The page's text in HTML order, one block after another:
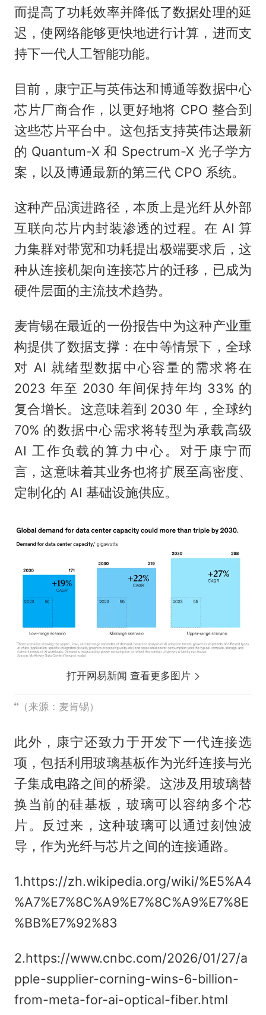
而提高了功耗效率并降低了数据处理的延
迟，使网络能够更快地进行计算，进而支
持下一代人工智能功能。
目前，康宁正与英伟达和博通等数据中心
芯片厂商合作，以更好地将 CPO 整合到
这些芯片平台中。这包括支持英伟达最新
的 Quantum-X 和 Spectrum-X 光子学方
案，以及博通最新的第三代 CPO 系统。
这种产品演进路径，本质上是光纤从外部
互联向芯片内封装渗透的过程。在 AI 算
力集群对带宽和功耗提出极端要求后，这
种从连接机架向连接芯片的迁移，已成为
硬件层面的主流技术趋势。
麦肯锡在最近的一份报告中为这种产业重
构提供了数据支撑：在中等情景下，全球
对 AI 就绪型数据中心容量的需求将在
2023 年至 2030 年间保持年均 33% 的
复合增长。这意味着到 2030 年，全球约
70% 的数据中心需求将转型为承载高级
AI 工作负载的算力中心。对于康宁而
言，这意味着其业务也将扩展至高密度、
定制化的 AI 基础设施供应。
打开网易新闻 查看更多图片
（来源：麦肯锡）
此外，康宁还致力于开发下一代连接选
项，包括利用玻璃基板作为光纤连接与光
子集成电路之间的桥梁。这涉及用玻璃替
换当前的硅基板，玻璃可以容纳多个芯
片。反过来，这种玻璃可以通过刻蚀波
导，作为光纤与芯片之间的连接通路。
1.https://zh.wikipedia.org/wiki/%E5%A4
%A7%E7%8C%A9%E7%8C%A9%E7%8E
%BB%E7%92%83
2.https://www.cnbc.com/2026/01/27/a
pple-supplier-corning-wins-6-billion-
from-meta-for-ai-optical-fiber.html